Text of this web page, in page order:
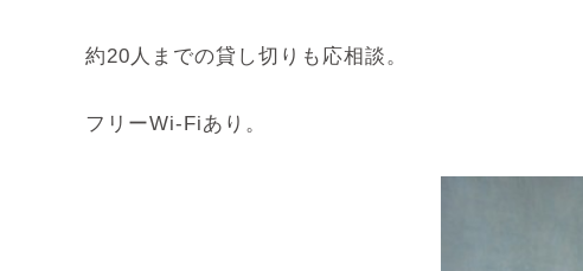
約20人までの貸し切りも応相談。
フリーWi-Fiあり。